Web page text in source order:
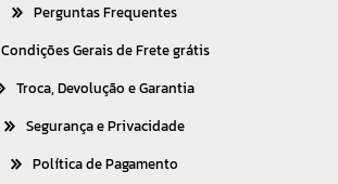
Perguntas Frequentes
Condições Gerais de Frete grátis
Troca, Devolução e Garantia
Segurança e Privacidade
Política de Pagamento